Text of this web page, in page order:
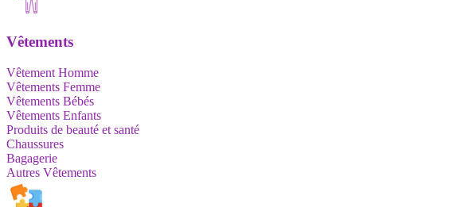
Vêtements
Vêtement Homme
Vêtements Femme
Vêtements Bébés
Vêtements Enfants
Produits de beauté et santé
Chaussures
Bagagerie
Autres Vêtements